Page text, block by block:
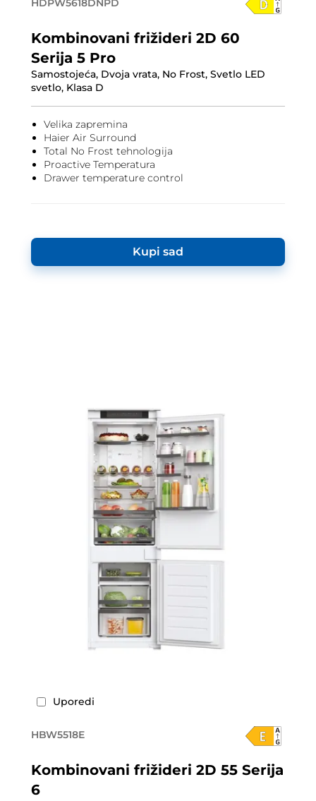
HDPW5618DNPD
Kombinovani frižideri 2D 60
Serija 5 Pro
Samostojeća, Dvoja vrata, No Frost, Svetlo LED
svetlo, Klasa D
Velika zapremina
Haier Air Surround
Total No Frost tehnologija
Proactive Temperatura
Drawer temperature control
Kupi sad
Uporedi
HBW5518E
Kombinovani frižideri 2D 55 Serija
6